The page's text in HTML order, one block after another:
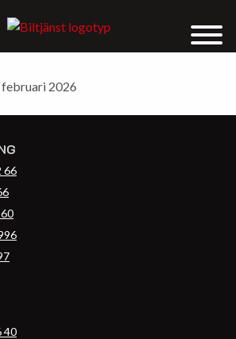
Automat – privatleasing utan
februari 2026
66
40